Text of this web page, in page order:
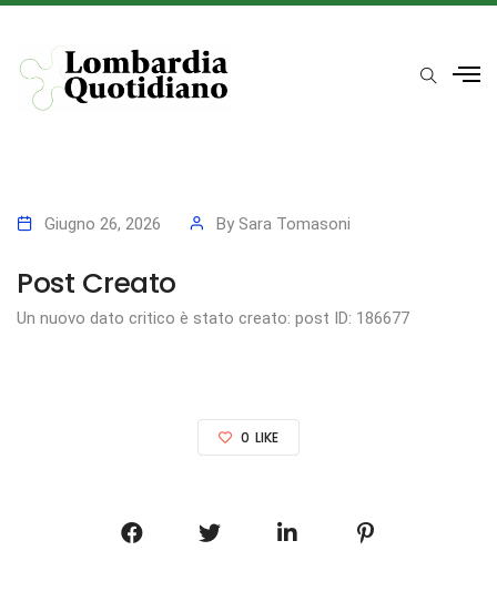
Giugno 26, 2026 By Sara Tomasoni
Post Creato
Un nuovo dato critico è stato creato: post ID: 186677
0 LIKE